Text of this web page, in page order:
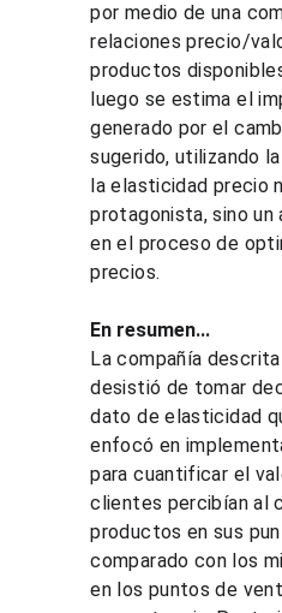
por medio de una
relaciones precio/
productos
luego se estima el
generado por el
sugerido, utilizando
la elasticidad precio
protagonista, sino un
en el proceso de
precios.
En resumen...
La compañía
desistió de tomar
dato de elasticidad
enfocó en
para cuantificar el
clientes percibían al
productos en sus
comparado con los
en los puntos de